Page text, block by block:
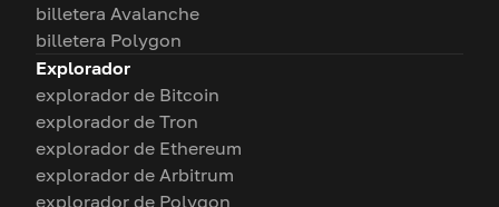
billetera Avalanche
billetera Polygon
Explorador
explorador de Bitcoin
explorador de Tron
explorador de Ethereum
explorador de Arbitrum
explorador de Polygon